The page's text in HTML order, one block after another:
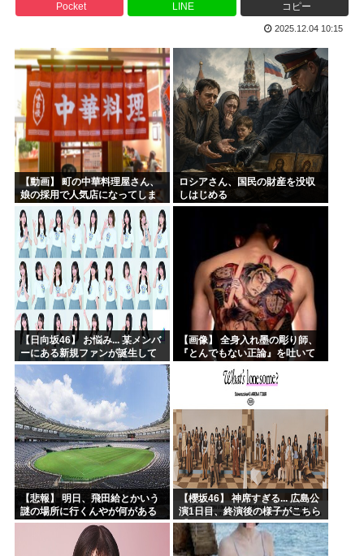
高市早苗、今週は熊本行ったり広島行ったり大忙しだったので...
海外「凄すぎる！」折り紙と並ぶあの日本の偉大な発明に海外...
尾田栄一郎、ちいかわに嫉妬していたw w w w w w...
「教職員の働き方改革は大事だが」吉村知事が危機感 学力テ...
みいちゃんと山田さん、日本の警察なめすぎで炎上www
「お父さんが私にいくら使おうと、あなたには関係ない」そう...
Pocket LINE コピー
2025.12.04 10:15
【動画】 町の中華料理屋さん、
娘の採用で人気店になってしま
う
ロシアさん、国民の財産を没収
しはじめる
【日向坂46】 お悩み... 某メンバ
ーにある新規ファンが誕生して
いた
【画像】 全身入れ墨の彫り師、
『とんでもない正論』を吐いて
【悲報】 明日、飛田給とかいう
謎の場所に行くんやが何がある
んや????・・・・・・・・・
【櫻坂46】 神席すぎる... 広島公
演1日目、終演後の様子がこちら
【全国ツアー2026 What’s
lonesome?】